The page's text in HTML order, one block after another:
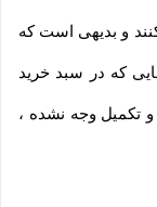
و بدیهی است که
که در سبد خرید
تکمیل وجه نشده ،